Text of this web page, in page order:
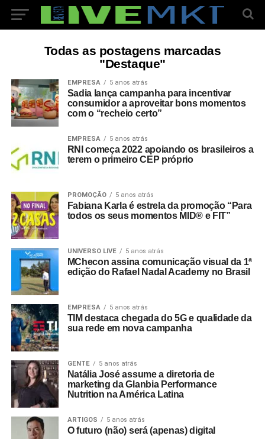
Todas as postagens marcadas
"Destaque"
EMPRESA 5 anos atrás
Sadia lança campanha para incentivar
consumidor a aproveitar bons momentos
com o “recheio certo”
EMPRESA 5 anos atrás
RNI começa 2022 apoiando os brasileiros a
terem o primeiro CEP próprio
PROMOÇÃO 5 anos atrás
Fabiana Karla é estrela da promoção “Para
todos os seus momentos MID® e FIT”
UNIVERSO LIVE 5 anos atrás
MChecon assina comunicação visual da 1ª
edição do Rafael Nadal Academy no Brasil
EMPRESA 5 anos atrás
TIM destaca chegada do 5G e qualidade da
sua rede em nova campanha
GENTE 5 anos atrás
Natália José assume a diretoria de
marketing da Glanbia Performance
Nutrition na América Latina
ARTIGOS 5 anos atrás
O futuro (não) será (apenas) digital